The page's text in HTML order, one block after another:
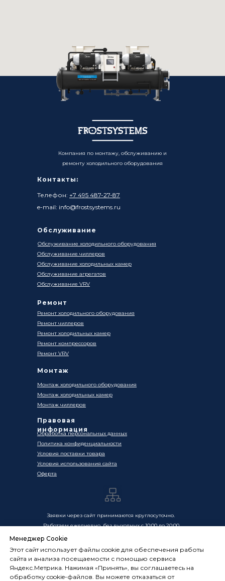
Контакты:
Телефон: +7 495 487-27-87
e-mail: info@frostsystems.ru
Ремонт
Цены, указанные на сайте, носят информационный
характер и не являются публичной офертой в смысле
ст. 437 ГК РФ. Окончательная стоимость товаров и услуг
определяется индивидуально и фиксируется в
Заявки через сайт принимаются круглосуточно.
Работаем ежедневно, без выходных с 10:00 до 20:00
Обработка персональных данных
Политика конфиденциальности
Условия поставки товара
Оферта
Условия использования сайта
Компания по монтажу, обслуживанию и
ремонту холодильного оборудования
Ремонт холодильного оборудования
Ремонт чиллеров
Ремонт холодильных камер
Ремонт компрессоров
Ремонт VRV
Монтаж
Правовая
информация
Монтаж холодильного оборудования
Монтаж чиллеров
Монтаж холодильных камер
Обслуживание
Обслуживание холодильного оборудования
Обслуживание чиллеров
Обслуживание холодильных камер
Обслуживание агрегатов
Обслуживание VRV
Менеджер Cookie
Этот сайт использует файлы cookie для обеспечения работы
сайта и анализа посещаемости с помощью сервиса
Яндекс.Метрика. Нажимая «Принять», вы соглашаетесь на
обработку cookie-файлов. Вы можете отказаться от